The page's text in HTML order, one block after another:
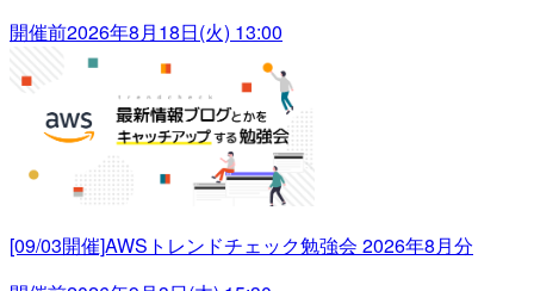
開催前2026年8月18日(火) 13:00
[09/03開催]AWSトレンドチェック勉強会 2026年8月分